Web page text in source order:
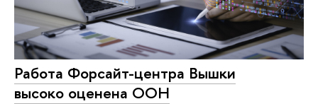
Работа Форсайт-центра Вышки
высоко оценена ООН